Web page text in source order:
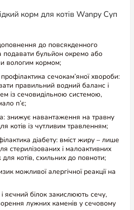
подавати бульйон окремо або
вологим кормом;
сечокам’яної хвороби:
правильний водний баланс і
із сечовидільною системою,
п’є;
знижує навантаження на травну
котів із чутливим травленням;
діабету: вміст жиру – лише
стерилізованих і малоактивних
котів, схильних до повноти;
можливої алергічної реакції на
яєчний білок закислюють сечу,
лужних каменів у сечовому
5,0
1 відгуку
Додати відгук
100%
0%
0%